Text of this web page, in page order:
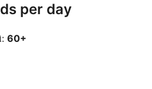
per day
60+